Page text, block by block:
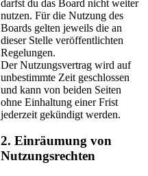
darfst du das Board nicht weiter
nutzen. Für die Nutzung des
Boards gelten jeweils die an
dieser Stelle veröffentlichten
Regelungen.
Der Nutzungsvertrag wird auf
unbestimmte Zeit geschlossen
und kann von beiden Seiten
ohne Einhaltung einer Frist
jederzeit gekündigt werden.
2. Einräumung von
Nutzungsrechten